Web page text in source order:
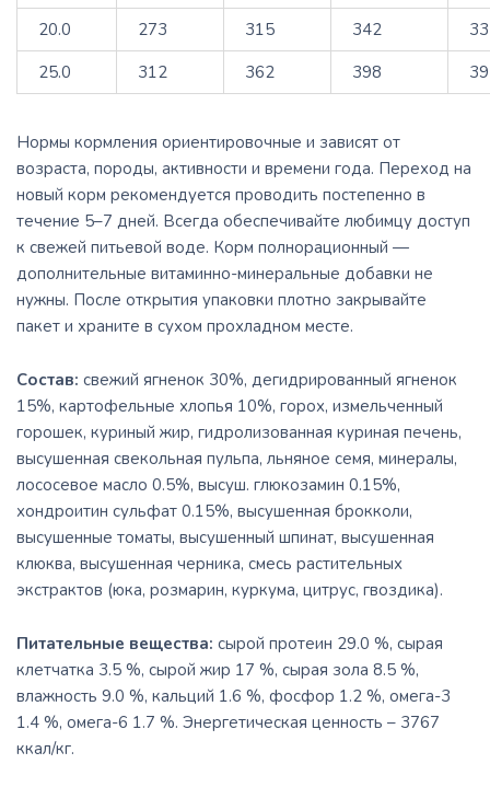
20.0
273 315 342
25.0
312 362 398
Нормы кормления ориентировочные и зависят от
возраста, породы, активности и времени года. Переход на
новый корм рекомендуется проводить постепенно в
течение 5–7 дней. Всегда обеспечивайте любимцу доступ
к свежей питьевой воде. Корм полнорационный —
дополнительные витаминно-минеральные добавки не
нужны. После открытия упаковки плотно закрывайте
пакет и храните в сухом прохладном месте.
Состав: свежий ягненок 30%, дегидрированный ягненок
15%, картофельные хлопья 10%, горох, измельченный
горошек, куриный жир, гидролизованная куриная печень,
высушенная свекольная пульпа, льняное семя, минералы,
лососевое масло 0.5%, высуш. глюкозамин 0.15%,
хондроитин сульфат 0.15%, высушенная брокколи,
высушенные томаты, высушенный шпинат, высушенная
клюква, высушенная черника, смесь растительных
экстрактов (юка, розмарин, куркума, цитрус, гвоздика).
Питательные вещества: сырой протеин 29.0 %, сырая
клетчатка 3.5 %, сырой жир 17 %, сырая зола 8.5 %,
влажность 9.0 %, кальций 1.6 %, фосфор 1.2 %, омега-3
1.4 %, омега-6 1.7 %. Энергетическая ценность – 3767
ккал/кг.